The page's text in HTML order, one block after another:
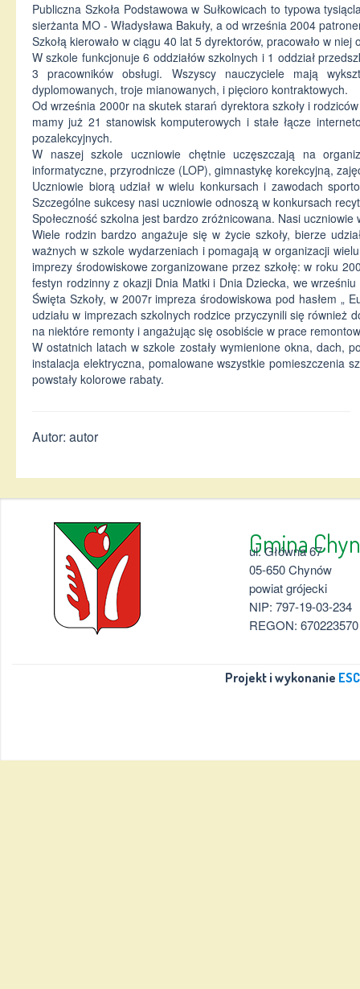
Publiczna Szkoła Podstawowa w Sułkowicach to typowa
sierżanta MO - Władysława Bakuły, a od września 2004
Szkołą kierowało w ciągu 40 lat 5 dyrektorów, pracowało w
W szkole funkcjonuje 6 oddziałów szkolnych i 1 oddział
3 pracowników obsługi. Wszyscy nauczyciele mają
dyplomowanych, troje mianowanych, i pięcioro kontraktowych.
Od września 2000r na skutek starań dyrektora szkoły i
mamy już 21 stanowisk komputerowych i stałe łącze
pozalekcyjnych.
W naszej szkole uczniowie chętnie uczęszczają na
informatyczne, przyrodnicze (LOP), gimnastykę korekcyjną,
Uczniowie biorą udział w wielu konkursach i zawodach
Szczególne sukcesy nasi uczniowie odnoszą w konkursach
Społeczność szkolna jest bardzo zróżnicowana. Nasi
Wiele rodzin bardzo angażuje się w życie szkoły, bierze
ważnych w szkole wydarzeniach i pomagają w organizacji
imprezy środowiskowe zorganizowane przez szkołę: w roku
festyn rodzinny z okazji Dnia Matki i Dnia Dziecka, we
Święta Szkoły, w 2007r impreza środowiskowa pod hasłem „
udziału w imprezach szkolnych rodzice przyczynili się
na niektóre remonty i angażując się osobiście w prace
W ostatnich latach w szkole zostały wymienione okna, dach,
instalacja elektryczna, pomalowane wszystkie pomieszczenia
powstały kolorowe rabaty.
Autor: autor
Gmina
ul. Główna 67
05-650 Chynów
powiat grójecki
NIP: 797-19-03-234
REGON: 670223570
Projekt i wykonanie ESC